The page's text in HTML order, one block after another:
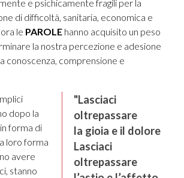
e psichicamente fragili per la
di difficoltà, sanitaria, economica e
le PAROLE hanno acquisito un peso
la nostra percezione e adesione
conoscenza, comprensione e
"Lasciaci
oltrepassare
la gioia e il dolore
Lasciaci
oltrepassare
dopo la
forma di
loro forma
avere
stanno